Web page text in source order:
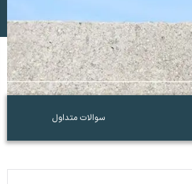
سوالات متداول